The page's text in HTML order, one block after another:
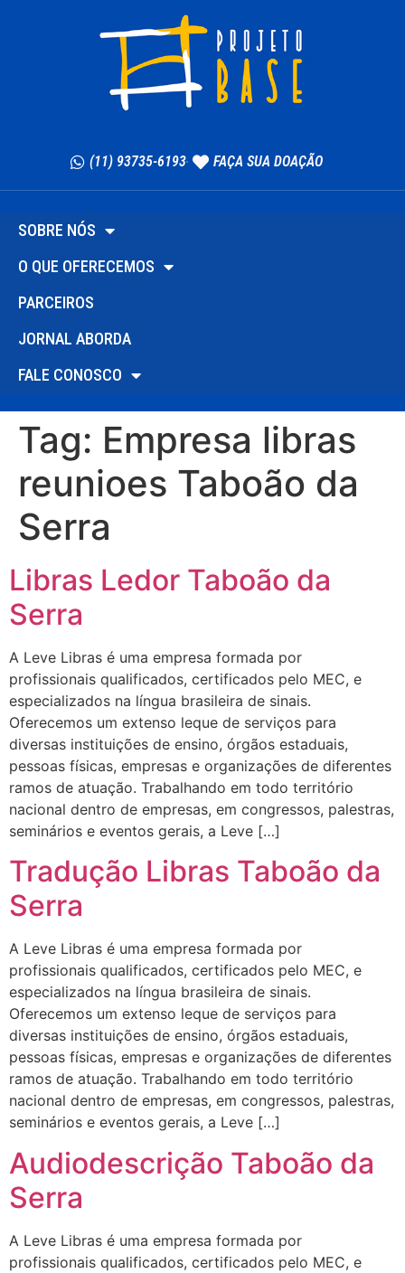
(11) 93735-6193 FAÇA SUA DOAÇÃO
SOBRE NÓS
O QUE OFERECEMOS
PARCEIROS
JORNAL ABORDA
FALE CONOSCO
Tag: Empresa libras
reunioes Taboão da
Serra
Libras Ledor Taboão da
Serra
A Leve Libras é uma empresa formada por
profissionais qualificados, certificados pelo MEC, e
especializados na língua brasileira de sinais.
Oferecemos um extenso leque de serviços para
diversas instituições de ensino, órgãos estaduais,
pessoas físicas, empresas e organizações de diferentes
ramos de atuação. Trabalhando em todo território
nacional dentro de empresas, em congressos, palestras,
seminários e eventos gerais, a Leve […]
Tradução Libras Taboão da
Serra
A Leve Libras é uma empresa formada por
profissionais qualificados, certificados pelo MEC, e
especializados na língua brasileira de sinais.
Oferecemos um extenso leque de serviços para
diversas instituições de ensino, órgãos estaduais,
pessoas físicas, empresas e organizações de diferentes
ramos de atuação. Trabalhando em todo território
nacional dentro de empresas, em congressos, palestras,
seminários e eventos gerais, a Leve […]
Audiodescrição Taboão da
Serra
A Leve Libras é uma empresa formada por
profissionais qualificados, certificados pelo MEC, e